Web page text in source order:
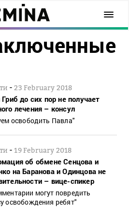
-23 February 2018
до сих пор не получает
лечения – консул
освободить Павла"
-19 February 2018
об обмене Сенцова и
на Баранова и Одинцова не
– вице-спикер
могут повредить
освобождения ребят"